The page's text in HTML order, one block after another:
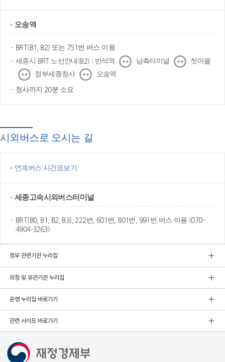
오송역
BRT(B1, B2) 또는 751번 버스 이용
세종시 BRT 노선안내(B2) : 반석역
↔ 남측터미널 ↔
첫마을
↔
정부세종청사 ↔
오송역
청사까지 20분 소요
시외버스로 오시는 길
연계버스 시간표보기
세종고속시외버스터미널
BRT(B0, B1, B2, B3), 222번, 601번, 801번, 991번 버스 이용 (070-
4904-3263)
정부 관련기관 누리집
외청 및 유관기관 누리집
운영 누리집 바로가기
관련 사이트 바로가기